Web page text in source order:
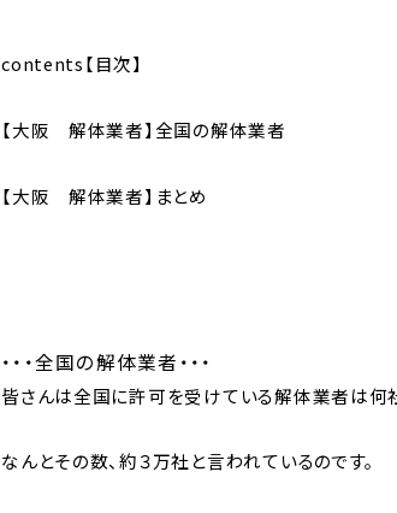
contents【目次】
【大阪 解体業者】全国の解体業者
【大阪 解体業者】まとめ
・・・全国の解体業者・・・
皆さんは全国に許可を受けている解体業者は何
なんとその数、約３万社と言われているのです。